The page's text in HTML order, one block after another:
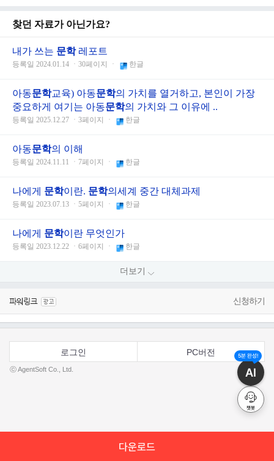
찾던 자료가 아닌가요?
내가 쓰는 문학레포트
등록일 2024.01.14 ㆍ30페이지 ㆍ 한글
아동문학교육) 아동문학의 가치를 열거하고, 본인이 가장
중요하게 여기는 아동문학의 가치와 그 이유에 ..
등록일 2025.12.27 ㆍ3페이지 ㆍ 한글
아동문학의 이해
등록일 2024.11.11 ㆍ7페이지 ㆍ 한글
나에게 문학이란. 문학의세계 중간 대체과제
등록일 2023.07.13 ㆍ5페이지 ㆍ 한글
나에게 문학이란 무엇인가
등록일 2023.12.22 ㆍ6페이지 ㆍ 한글
더보기
신청하기
다운로드
로그인 PC버전
ⓒ AgentSoft Co., Ltd.
5분 완성!
AI
챗봇